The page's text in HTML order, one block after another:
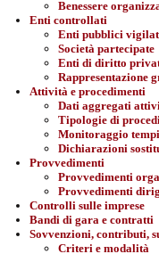
Benessere
Enti controllati
Enti pubblici
Società partecipate
Enti di diritto
Rappresentazione
Attività e procedimenti
Dati aggregati
Tipologie di
Monitoraggio
Dichiarazioni
Provvedimenti
Provvedimenti
Provvedimenti
Controlli sulle imprese
Bandi di gara e contratti
Sovvenzioni, contributi,
Criteri e modalità